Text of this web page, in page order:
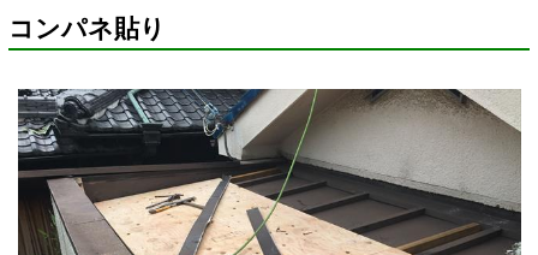
コンパネ貼り